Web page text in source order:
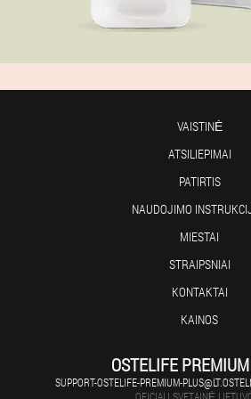
VAISTINĖ
ATSILIEPIMAI
PATIRTIS
NAUDOJIMO
MIESTAI
STRAIPSNIAI
KONTAKTAI
KAINOS
OSTELIFE
SUPPORT-OSTELIFE-PREMIUM-